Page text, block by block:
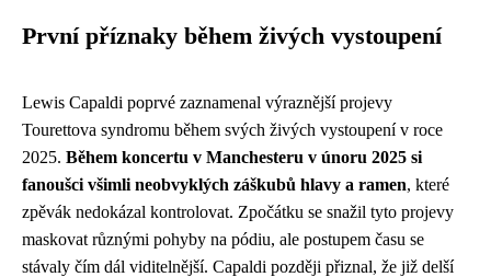
První příznaky během živých vystoupení
Lewis Capaldi poprvé zaznamenal výraznější projevy
Tourettova syndromu během svých živých vystoupení v roce
2025. Během koncertu v Manchesteru v únoru 2025 si
fanoušci všimli neobvyklých záškubů hlavy a ramen, které
zpěvák nedokázal kontrolovat. Zpočátku se snažil tyto projevy
maskovat různými pohyby na pódiu, ale postupem času se
stávaly čím dál viditelnější. Capaldi později přiznal, že již delší